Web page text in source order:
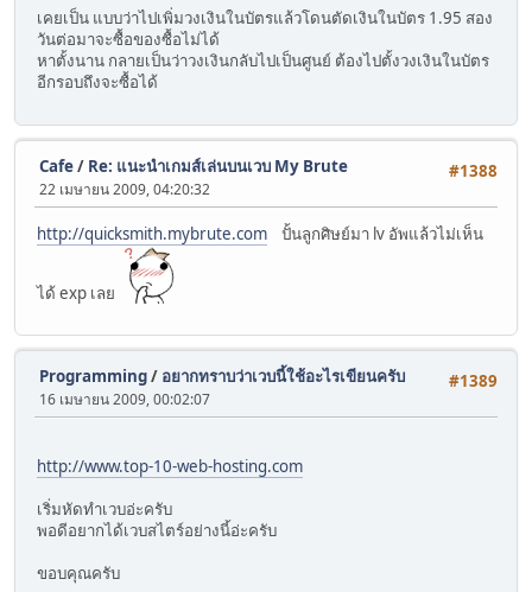
เคยเป็น แบบว่าไปเพิ่มวงเงินในบัตรแล้วโดนตัดเงินในบัตร 1.95 สอง
วันต่อมาจะซื้อของซื้อไม่ได้
หาตั้งนาน กลายเป็นว่าวงเงินกลับไปเป็นศูนย์ ต้องไปตั้งวงเงินในบัตร
อีกรอบถึงจะซื้อได้
#1388
Cafe/ Re: แนะนำเกมส์เล่นบนเวบ My Brute
22 เมษายน 2009, 04:20:32
http://quicksmith.mybrute.com ปั้นลูกศิษย์มา lv อัพแล้วไม่เห็น
ได้ exp เลย
#1389
Programming/ อยากทราบว่าเวบนี้ใช้อะไรเขียนครับ
16 เมษายน 2009, 00:02:07
http://www.top-10-web-hosting.com
เริ่มหัดทำเวบอ่ะครับ
พอดีอยากได้เวบสไตร์อย่างนี้อ่ะครับ
ขอบคุณครับ